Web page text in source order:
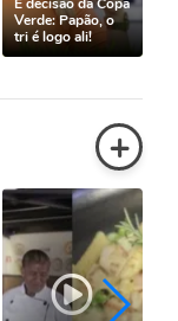
Verde: Papão, o
tri é logo ali!
+